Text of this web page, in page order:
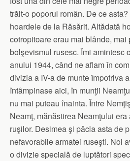
trăit-o poporul român. De ce
hoardele de la Răsărit. Altădată
cotropitoare erau mai blânde,
bolşevismul rusesc. Îmi amintesc
anului 1944, când ne aflam în
divizia a IV-a de munte împotriva
întâmpinase aici, în munţii
nu mai puteau înainta. Între
Neamţ, mănăstirea Neamţului
ruşilor. Desimea şi pâcla asta de
nefavorabile armatei ruseşti. Noi
o divizie specială de luptători